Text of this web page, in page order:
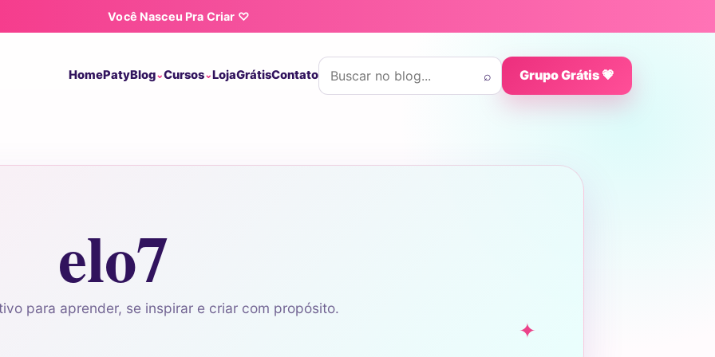
Você Nasceu Pra Criar ♡
HomePatyBlog Cursos LojaGrátisContato
Buscar por:
⌕ Grupo Grátis 💗
elo7
para aprender, se inspirar e criar com propósito.